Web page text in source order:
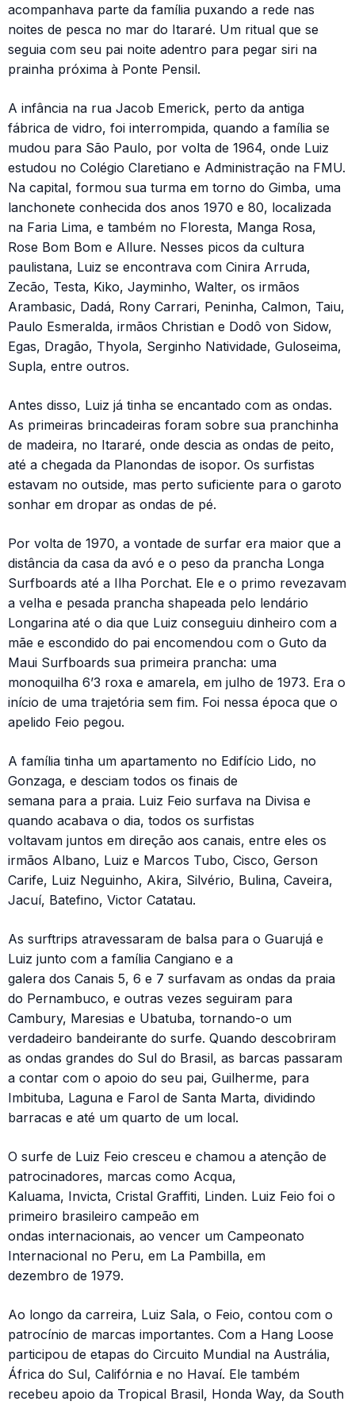
acompanhava parte da família puxando a rede nas
noites de pesca no mar do Itararé. Um ritual que se
seguia com seu pai noite adentro para pegar siri na
prainha próxima à Ponte Pensil.
A infância na rua Jacob Emerick, perto da antiga
fábrica de vidro, foi interrompida, quando a família se
mudou para São Paulo, por volta de 1964, onde Luiz
estudou no Colégio Claretiano e Administração na FMU.
Na capital, formou sua turma em torno do Gimba, uma
lanchonete conhecida dos anos 1970 e 80, localizada
na Faria Lima, e também no Floresta, Manga Rosa,
Rose Bom Bom e Allure. Nesses picos da cultura
paulistana, Luiz se encontrava com Cinira Arruda,
Zecão, Testa, Kiko, Jayminho, Walter, os irmãos
Arambasic, Dadá, Rony Carrari, Peninha, Calmon, Taiu,
Paulo Esmeralda, irmãos Christian e Dodô von Sidow,
Egas, Dragão, Thyola, Serginho Natividade, Guloseima,
Supla, entre outros.
Antes disso, Luiz já tinha se encantado com as ondas.
As primeiras brincadeiras foram sobre sua pranchinha
de madeira, no Itararé, onde descia as ondas de peito,
até a chegada da Planondas de isopor. Os surfistas
estavam no outside, mas perto suficiente para o garoto
sonhar em dropar as ondas de pé.
Por volta de 1970, a vontade de surfar era maior que a
distância da casa da avó e o peso da prancha Longa
Surfboards até a Ilha Porchat. Ele e o primo revezavam
a velha e pesada prancha shapeada pelo lendário
Longarina até o dia que Luiz conseguiu dinheiro com a
mãe e escondido do pai encomendou com o Guto da
Maui Surfboards sua primeira prancha: uma
monoquilha 6’3 roxa e amarela, em julho de 1973. Era o
início de uma trajetória sem fim. Foi nessa época que o
apelido Feio pegou.
A família tinha um apartamento no Edifício Lido, no
Gonzaga, e desciam todos os finais de
semana para a praia. Luiz Feio surfava na Divisa e
quando acabava o dia, todos os surfistas
voltavam juntos em direção aos canais, entre eles os
irmãos Albano, Luiz e Marcos Tubo, Cisco, Gerson
Carife, Luiz Neguinho, Akira, Silvério, Bulina, Caveira,
Jacuí, Batefino, Victor Catatau.
As surftrips atravessaram de balsa para o Guarujá e
Luiz junto com a família Cangiano e a
galera dos Canais 5, 6 e 7 surfavam as ondas da praia
do Pernambuco, e outras vezes seguiram para
Cambury, Maresias e Ubatuba, tornando-o um
verdadeiro bandeirante do surfe. Quando descobriram
as ondas grandes do Sul do Brasil, as barcas passaram
a contar com o apoio do seu pai, Guilherme, para
Imbituba, Laguna e Farol de Santa Marta, dividindo
barracas e até um quarto de um local.
O surfe de Luiz Feio cresceu e chamou a atenção de
patrocinadores, marcas como Acqua,
Kaluama, Invicta, Cristal Graffiti, Linden. Luiz Feio foi o
primeiro brasileiro campeão em
ondas internacionais, ao vencer um Campeonato
Internacional no Peru, em La Pambilla, em
dezembro de 1979.
Ao longo da carreira, Luiz Sala, o Feio, contou com o
patrocínio de marcas importantes. Com a Hang Loose
participou de etapas do Circuito Mundial na Austrália,
África do Sul, Califórnia e no Havaí. Ele também
recebeu apoio da Tropical Brasil, Honda Way, da South